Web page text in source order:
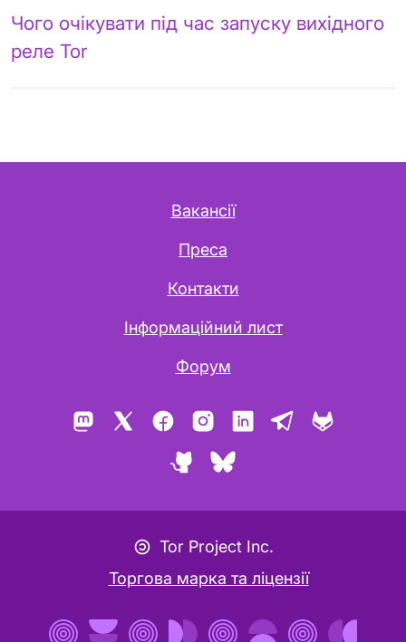
Чого очікувати під час запуску вихідного
реле Tor
Вакансії
Преса
Контакти
Інформаційний лист
Форум
Mastodon FacebookInstagramLinkedInTelegram
GitHubBluesky
Значок авторського лефту
Tor Project Inc.
Торгова марка та ліцензії